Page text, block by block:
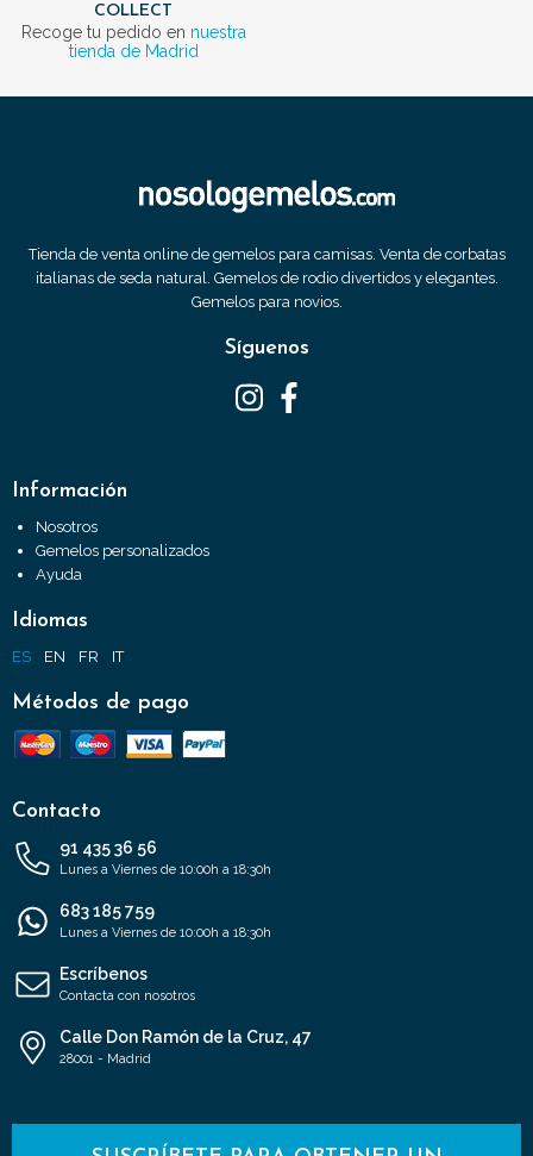
COLLECT
Recoge tu pedido en nuestra
tienda de Madrid
Tienda de venta online de gemelos para camisas. Venta de corbatas
italianas de seda natural. Gemelos de rodio divertidos y elegantes.
Gemelos para novios.
Síguenos
Información
Nosotros
Gemelos personalizados
Ayuda
Idiomas
ES EN FR IT
Métodos de pago
Contacto
91 435 36 56
Lunes a Viernes de 10:00h a 18:30h
683 185 759
Lunes a Viernes de 10:00h a 18:30h
Escríbenos
Contacta con nosotros
Calle Don Ramón de la Cruz, 47
28001 - Madrid